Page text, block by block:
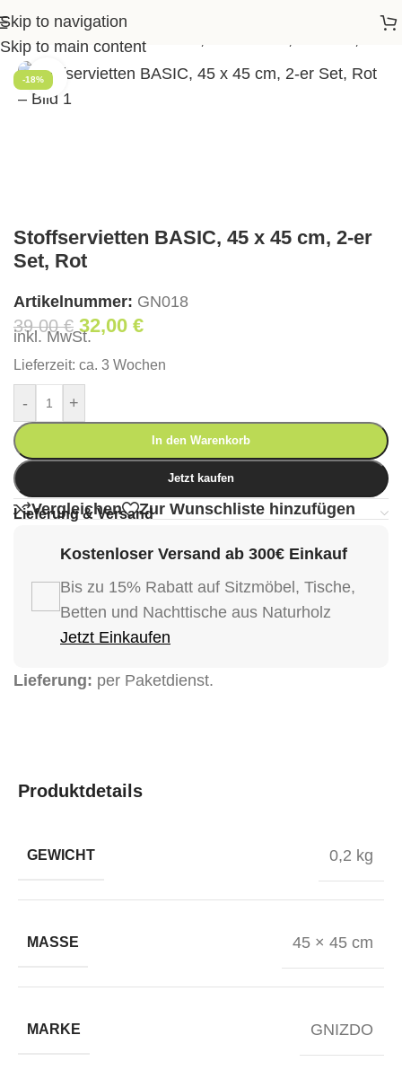
Skip to navigation
Skip to main content
>Stoffservietten BASIC, 45 x 45 cm, 2-er Set, Rot
-18% Klick zum Vergrößern
Stoffservietten BASIC, 45 x 45 cm, 2-er
Set, Rot
Artikelnummer: GN018
39,00€ 32,00 €
inkl. MwSt.
Lieferzeit: ca. 3 Wochen
- +
In den Warenkorb
Jetzt kaufen
Vergleichen Zur Wunschliste hinzufügen
Lieferung & Versand
Kostenloser Versand ab 300€ Einkauf
Bis zu 15% Rabatt auf Sitzmöbel, Tische,
Betten und Nachttische aus Naturholz
Jetzt Einkaufen
Lieferung: per Paketdienst.
Produktdetails
GEWICHT 0,2 kg
MASSE 45 × 45 cm
MARKE GNIZDO